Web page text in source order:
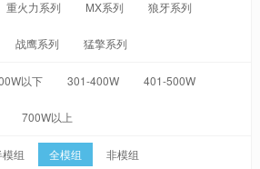
重火力系列 MX系列 狼牙系列
战鹰系列 猛擎系列
以下 301-400W 401-500W
700W以上
组 全模组 非模组